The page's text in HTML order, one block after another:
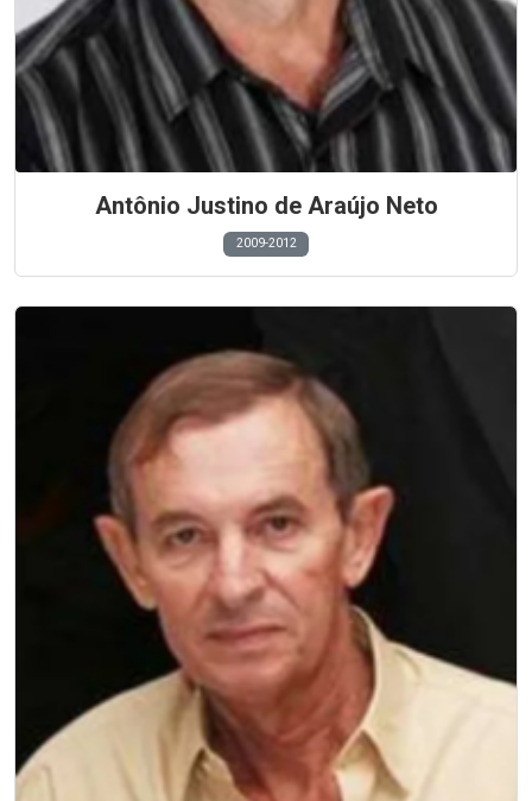
Antônio Justino de Araújo Neto
2009-2012